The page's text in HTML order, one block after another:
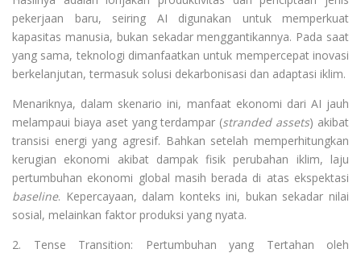
pekerjaan baru, seiring AI digunakan untuk memperkuat
kapasitas manusia, bukan sekadar menggantikannya. Pada saat
yang sama, teknologi dimanfaatkan untuk mempercepat inovasi
berkelanjutan, termasuk solusi dekarbonisasi dan adaptasi iklim.
Menariknya, dalam skenario ini, manfaat ekonomi dari AI jauh
melampaui biaya aset yang terdampar (stranded assets) akibat
transisi energi yang agresif. Bahkan setelah memperhitungkan
kerugian ekonomi akibat dampak fisik perubahan iklim, laju
pertumbuhan ekonomi global masih berada di atas ekspektasi
baseline. Kepercayaan, dalam konteks ini, bukan sekadar nilai
sosial, melainkan faktor produksi yang nyata.
2. Tense Transition: Pertumbuhan yang Tertahan oleh